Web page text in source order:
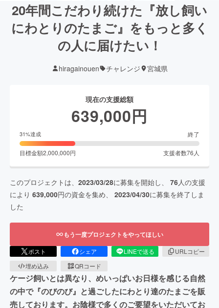
20年間こだわり続けた『放し飼い
にわとりのたまご』をもっと多く
の人に届けたい！
hiragainouen チャレンジ 宮城県
現在の支援総額
639,000円
31%達成 終了
目標金額2,000,000円 支援者数76 人
このプロジェクトは、 2023/03/28に募集を開始し、 76人の支援
により 639,000円の資金を集め、 2023/04/30に募集を終了しま
した
もう一度プロジェクトをやってほしい
ポスト シェア LINEで送る
URLコピー
埋め込み
QRコード
ケージ飼いとは異なり、めいっぱいお日様を感じる自然
の中で『のびのび』と過ごしたにわとり達のたまごを販
売しております。お陰様で多くのご要望をいただいてお